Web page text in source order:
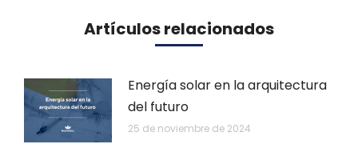
Artículos relacionados
Energía solar en la arquitectura
del futuro
25 de noviembre de 2024